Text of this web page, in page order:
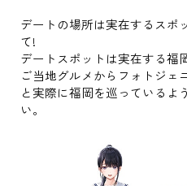
デートの場所は実在するスポ
て!
デートスポットは実在する福
ご当地グルメからフォトジェ
と実際に福岡を巡っているよ
い。